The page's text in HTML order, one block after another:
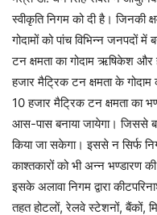
स्वीकृति निगम को दी है। जिनकी
गोदामों को पांच विभिन्न जनपदों
टन क्षमता का गोदाम ऋषिकेश और
हजार मैट्रिक टन क्षमता के गोदाम
10 हजार मैट्रिक टन क्षमता का
आस-पास बनाया जायेगा। जिससे
किया जा सकेगा। इससे न सिर्फ
काश्तकारों को भी अन्न भण्डारण
इसके अलावा निगम द्वारा
तहत होटलों, रेलवे स्टेशनों, बैंकों,